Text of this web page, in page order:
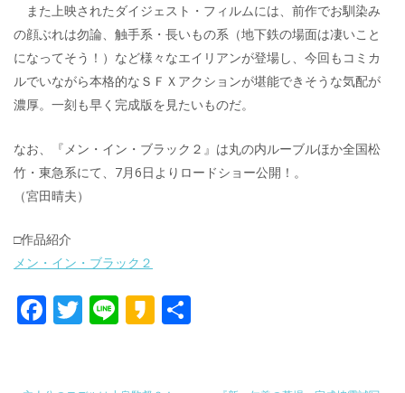
また上映されたダイジェスト・フィルムには、前作でお馴染み
の顔ぶれは勿論、触手系・長いもの系（地下鉄の場面は凄いこと
になってそう！）など様々なエイリアンが登場し、今回もコミカ
ルでいながら本格的なＳＦＸアクションが堪能できそうな気配が
濃厚。一刻も早く完成版を見たいものだ。
なお、『メン・イン・ブラック２』は丸の内ルーブルほか全国松
竹・東急系にて、7月6日よりロードショー公開！。
（宮田晴夫）
□作品紹介
メン・イン・ブラック２
F T Li K